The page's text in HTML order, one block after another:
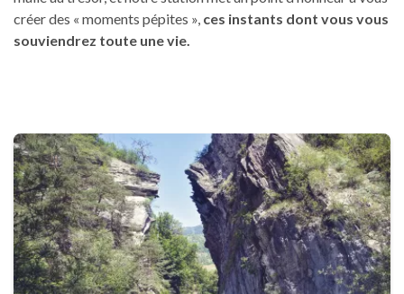
créer des « moments pépites », ces instants dont vous vous
souviendrez toute une vie.